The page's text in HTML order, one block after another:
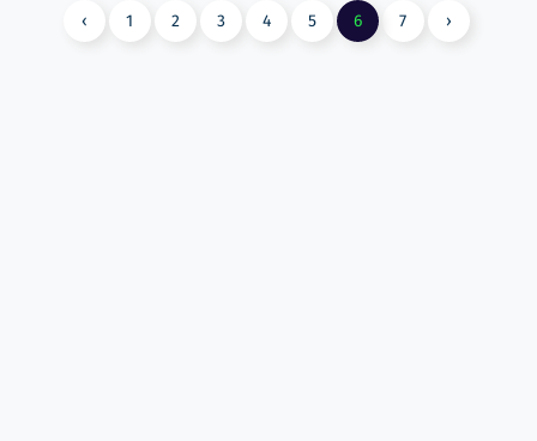
‹ 1 2 3 4 5 6 7 ›